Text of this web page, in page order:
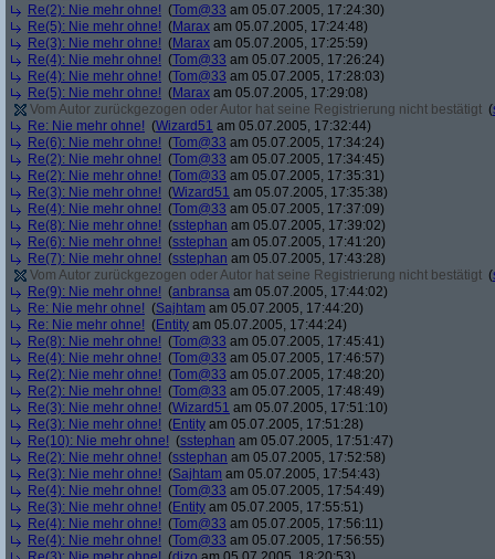
Re(2): Nie mehr ohne! (Tom@33 am 05.07.2005, 17:24:30)
Re(5): Nie mehr ohne! (Marax am 05.07.2005, 17:24:48)
Re(3): Nie mehr ohne! (Marax am 05.07.2005, 17:25:59)
Re(4): Nie mehr ohne! (Tom@33 am 05.07.2005, 17:26:24)
Re(4): Nie mehr ohne! (Tom@33 am 05.07.2005, 17:28:03)
Re(5): Nie mehr ohne! (Marax am 05.07.2005, 17:29:08)
Vom Autor zurückgezogen oder Autor hat seine Registrierung nicht bestätigt (
Re: Nie mehr ohne! (Wizard51 am 05.07.2005, 17:32:44)
Re(6): Nie mehr ohne! (Tom@33 am 05.07.2005, 17:34:24)
Re(2): Nie mehr ohne! (Tom@33 am 05.07.2005, 17:34:45)
Re(2): Nie mehr ohne! (Tom@33 am 05.07.2005, 17:35:31)
Re(3): Nie mehr ohne! (Wizard51 am 05.07.2005, 17:35:38)
Re(4): Nie mehr ohne! (Tom@33 am 05.07.2005, 17:37:09)
Re(8): Nie mehr ohne! (sstephan am 05.07.2005, 17:39:02)
Re(6): Nie mehr ohne! (sstephan am 05.07.2005, 17:41:20)
Re(7): Nie mehr ohne! (sstephan am 05.07.2005, 17:43:28)
Vom Autor zurückgezogen oder Autor hat seine Registrierung nicht bestätigt (
Re(9): Nie mehr ohne! (anbransa am 05.07.2005, 17:44:02)
Re: Nie mehr ohne! (Sajhtam am 05.07.2005, 17:44:20)
Re: Nie mehr ohne! (Entity am 05.07.2005, 17:44:24)
Re(8): Nie mehr ohne! (Tom@33 am 05.07.2005, 17:45:41)
Re(4): Nie mehr ohne! (Tom@33 am 05.07.2005, 17:46:57)
Re(2): Nie mehr ohne! (Tom@33 am 05.07.2005, 17:48:20)
Re(2): Nie mehr ohne! (Tom@33 am 05.07.2005, 17:48:49)
Re(3): Nie mehr ohne! (Wizard51 am 05.07.2005, 17:51:10)
Re(3): Nie mehr ohne! (Entity am 05.07.2005, 17:51:28)
Re(10): Nie mehr ohne! (sstephan am 05.07.2005, 17:51:47)
Re(2): Nie mehr ohne! (sstephan am 05.07.2005, 17:52:58)
Re(3): Nie mehr ohne! (Sajhtam am 05.07.2005, 17:54:43)
Re(4): Nie mehr ohne! (Tom@33 am 05.07.2005, 17:54:49)
Re(3): Nie mehr ohne! (Entity am 05.07.2005, 17:55:51)
Re(4): Nie mehr ohne! (Tom@33 am 05.07.2005, 17:56:11)
Re(4): Nie mehr ohne! (Tom@33 am 05.07.2005, 17:56:55)